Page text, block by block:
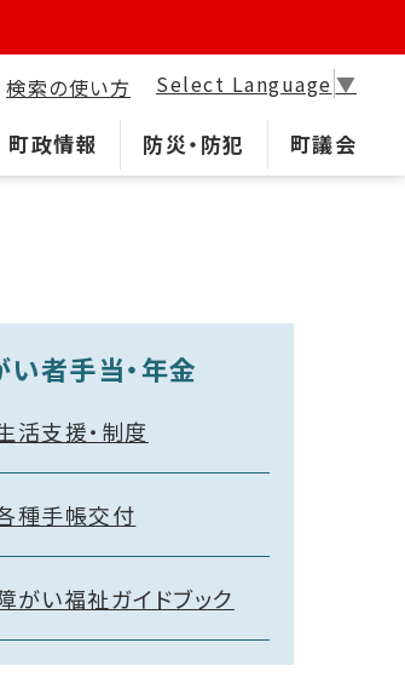
町政情報 防災・防犯 町議会
検索の使い方 Select Language ▼
い者手当・年金
活支援・制度
種手帳交付
がい福祉ガイドブック